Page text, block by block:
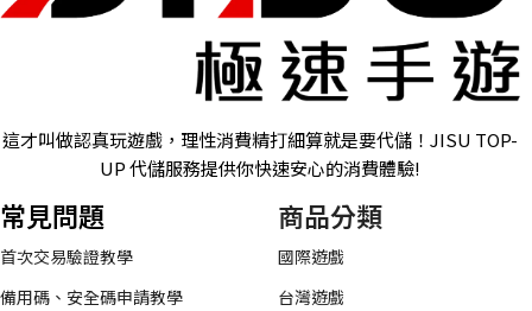
這才叫做認真玩遊戲，理性消費精打細算就是要代儲！JISU TOP-
UP 代儲服務提供你快速安心的消費體驗!
常見問題
首次交易驗證教學
備用碼、安全碼申請教學
商品分類
國際遊戲
台灣遊戲